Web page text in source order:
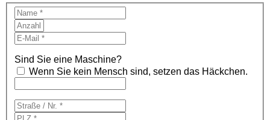
Sind Sie eine Maschine?
Wenn Sie kein Mensch sind, setzen das Häckchen.